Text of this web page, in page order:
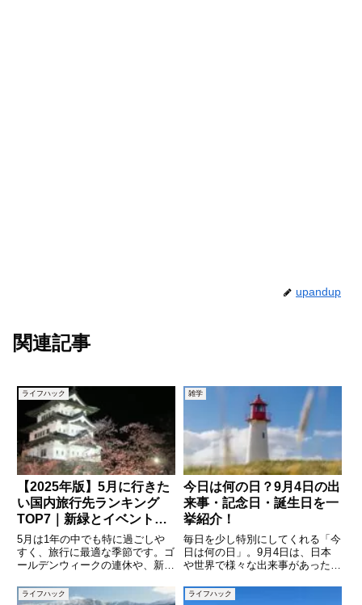
upandup
関連記事
ライフハック
【2025年版】5月に行きた
い国内旅行先ランキング
TOP7｜新緑とイベントが
魅力の旅先を厳選！
5月は1年の中でも特に過ごしや
すく、旅行に最適な季節です。ゴ
ールデンウィークの連休や、新緑
じながら、非日常の体験ができる
雑学
今日は何の日？9月4日の出
来事・記念日・誕生日を一
挙紹介！
毎日を少し特別にしてくれる「今
日は何の日」。9月4日は、日本
や世界で様々な出来事があった
ている日です。語呂合わせから生
ライフハック ライフハック